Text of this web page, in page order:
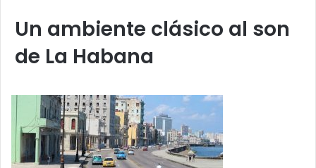
Un ambiente clásico al son
de La Habana